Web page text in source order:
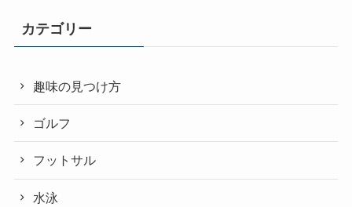
カテゴリー
趣味の見つけ方
ゴルフ
フットサル
水泳